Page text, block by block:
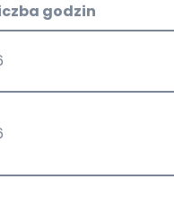
godzin